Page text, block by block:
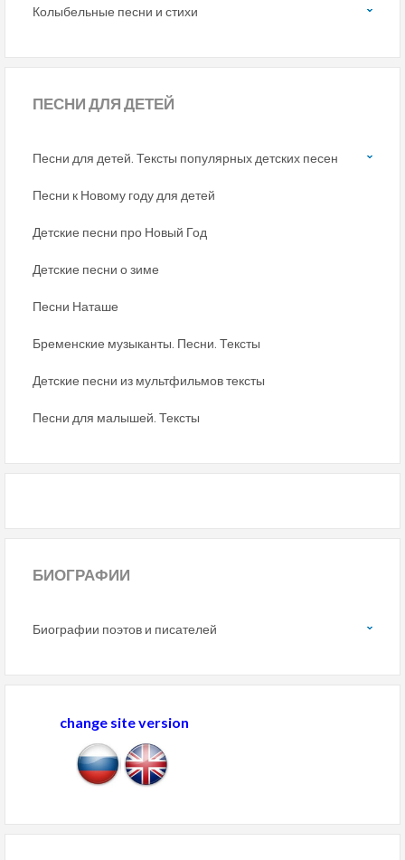
Колыбельные песни и стихи
ПЕСНИДЛЯ ДЕТЕЙ
Песни для детей. Тексты популярных детских песен
Песни к Новому году для детей
Детские песни про Новый Год
Детские песни о зиме
Песни Наташе
Бременские музыканты. Песни. Тексты
Детские песни из мультфильмов тексты
Песни для малышей. Тексты
БИОГРАФИИ
Биографии поэтов и писателей
change site version